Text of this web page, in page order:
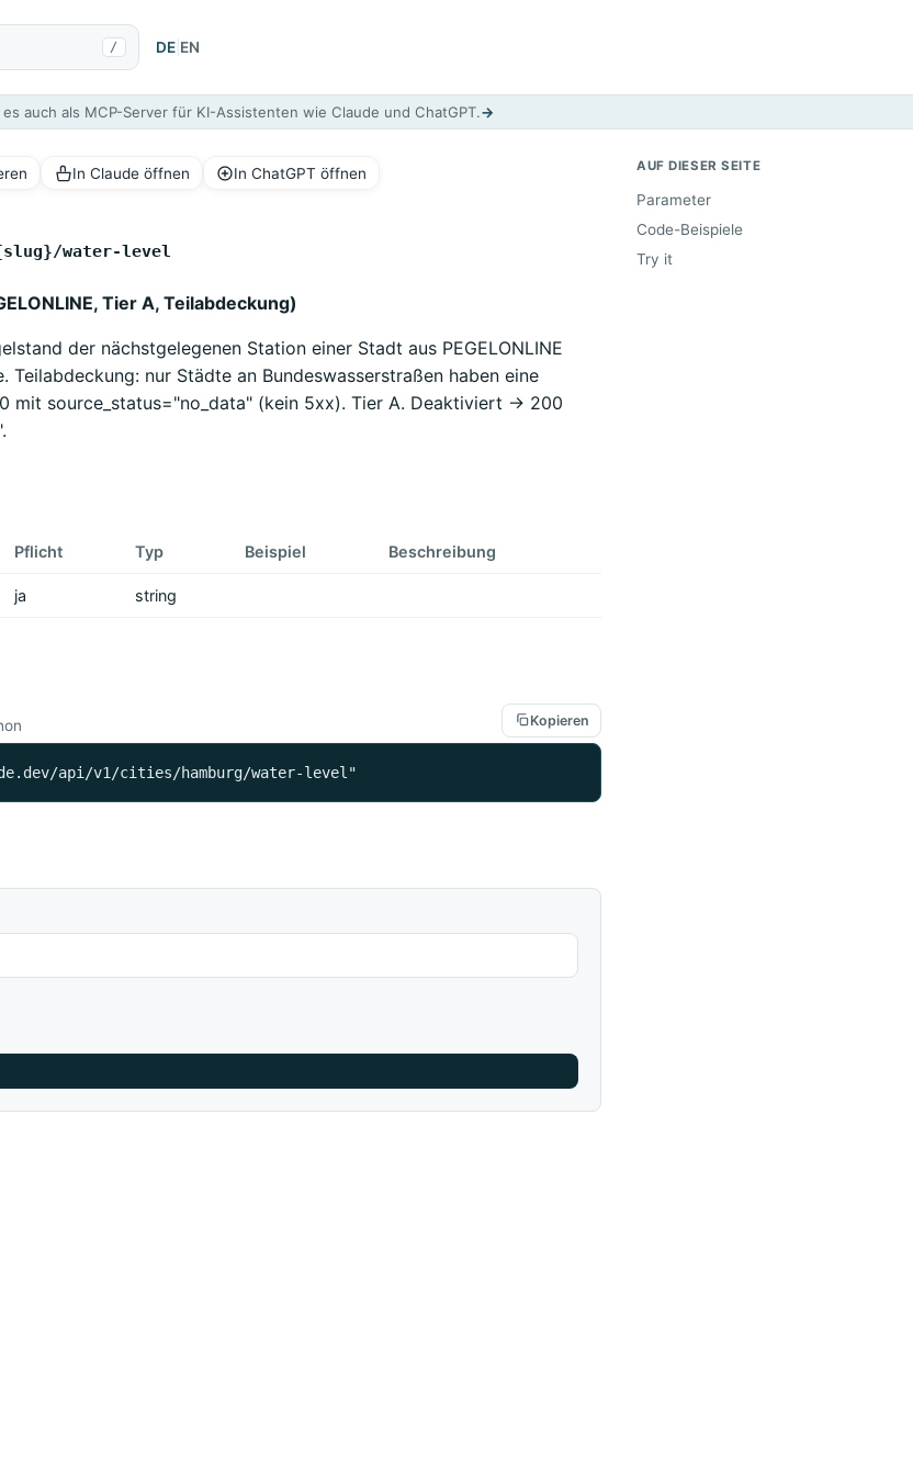
/ DE EN
auch als MCP-Server für KI-Assistenten wie Claude und ChatGPT.→
In Claude öffnen In ChatGPT öffnen
water-level
Tier A, Teilabdeckung)
der nächstgelegenen Station einer Stadt aus PEGELONLINE
Teilabdeckung: nur Städte an Bundeswasserstraßen haben eine
mit source_status="no_data" (kein 5xx). Tier A. Deaktiviert -> 200
Pflicht Typ Beispiel Beschreibung
ja string
Kopieren
api/v1/cities/hamburg/water-level"
AUF DIESER SEITE
Parameter
Code-Beispiele
Try it